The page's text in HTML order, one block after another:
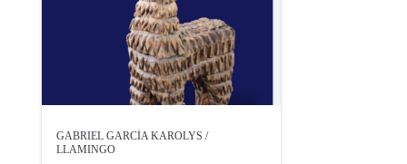
GABRIEL GARCÍA KAROLYS /
LLAMINGO